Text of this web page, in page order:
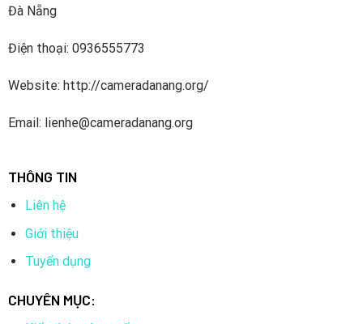
Đà Nẵng
Điện thoại: 0936555773
Website: http://cameradanang.org/
Email: lienhe@cameradanang.org
THÔNG TIN
Liên hệ
Giới thiệu
Tuyển dụng
CHUYÊN MỤC: